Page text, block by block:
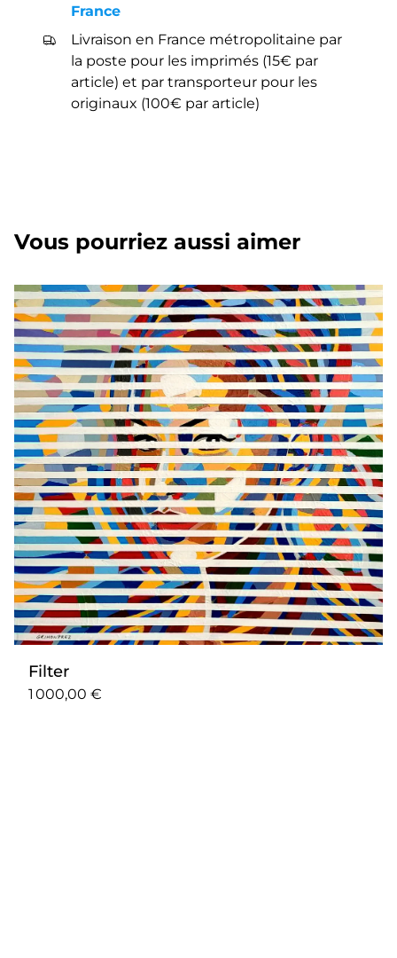
France
Livraison en France métropolitaine par
la poste pour les imprimés (15€ par
article) et par transporteur pour les
originaux (100€ par article)
Vous pourriez aussi aimer
Filter
1 000,00 €